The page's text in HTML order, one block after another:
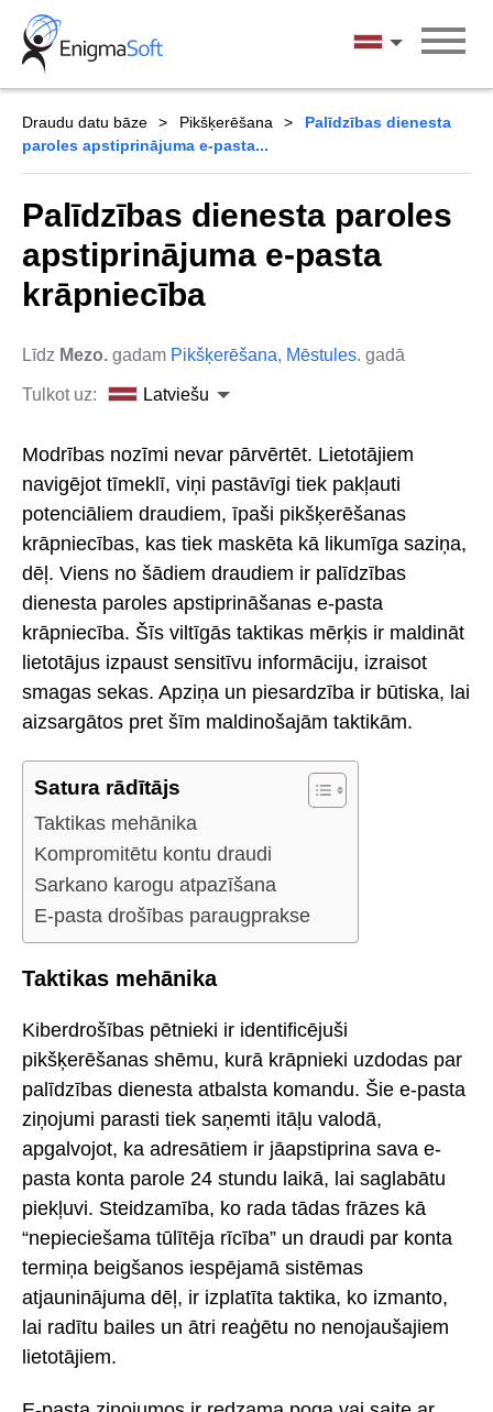
Skip
content
Latviešu
Draudu datu bāze Pikšķerēšana
Palīdzības dienesta
paroles apstiprinājuma e-pasta...
Palīdzības dienesta paroles
apstiprinājuma e-pasta
krāpniecība
Līdz Mezo. gadam Pikšķerēšana, Mēstules. gadā
Tulkot uz: Latviešu
Modrības nozīmi nevar pārvērtēt. Lietotājiem
navigējot tīmeklī, viņi pastāvīgi tiek pakļauti
potenciāliem draudiem, īpaši pikšķerēšanas
krāpniecības, kas tiek maskēta kā likumīga saziņa,
dēļ. Viens no šādiem draudiem ir palīdzības
dienesta paroles apstiprināšanas e-pasta
krāpniecība. Šīs viltīgās taktikas mērķis ir maldināt
lietotājus izpaust sensitīvu informāciju, izraisot
smagas sekas. Apziņa un piesardzība ir būtiska, lai
aizsargātos pret šīm maldinošajām taktikām.
Satura rādītājs
Taktikas mehānika
Kompromitētu kontu draudi
Sarkano karogu atpazīšana
E-pasta drošības paraugprakse
Taktikas mehānika
Kiberdrošības pētnieki ir identificējuši
pikšķerēšanas shēmu, kurā krāpnieki uzdodas par
palīdzības dienesta atbalsta komandu. Šie e-pasta
ziņojumi parasti tiek saņemti itāļu valodā,
apgalvojot, ka adresātiem ir jāapstiprina sava e-
pasta konta parole 24 stundu laikā, lai saglabātu
piekļuvi. Steidzamība, ko rada tādas frāzes kā
“nepieciešama tūlītēja rīcība” un draudi par konta
termiņa beigšanos iespējamā sistēmas
atjauninājuma dēļ, ir izplatīta taktika, ko izmanto,
lai radītu bailes un ātri reaģētu no nenojaušajiem
lietotājiem.